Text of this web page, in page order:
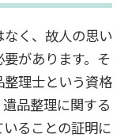
く、故人の思い
があります。そ
理士という資格
品整理に関する
ることの証明に